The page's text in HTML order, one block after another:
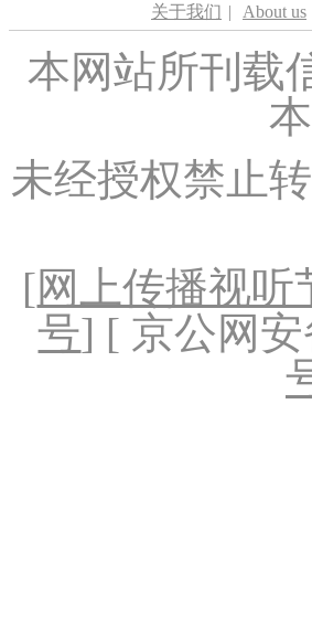
关于我们 | About us
本网站所刊载
未经授权禁止
[网上传播视听
号] [ 京公网安